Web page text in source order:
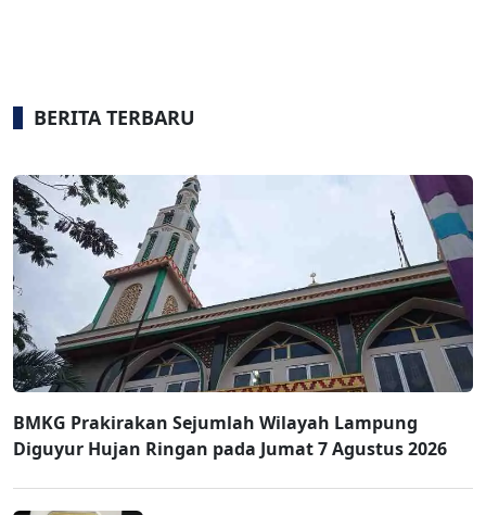
BERITA TERBARU
BMKG Prakirakan Sejumlah Wilayah Lampung
Diguyur Hujan Ringan pada Jumat 7 Agustus 2026